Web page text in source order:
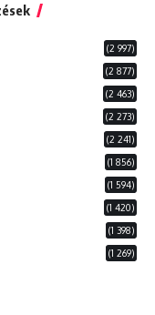
(2 997)
(2 877)
(2 463)
(2 273)
(2 241)
(1 856)
(1 594)
(1 420)
(1 398)
(1 269)